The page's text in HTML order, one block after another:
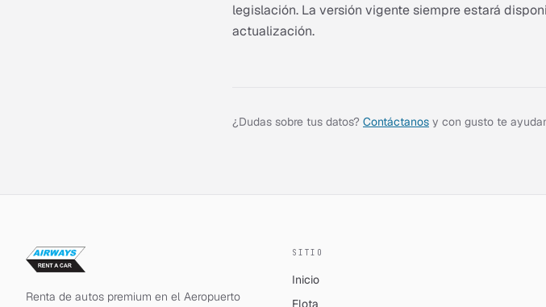
legislación. La versión vigente siempre estará
actualización.
¿Dudas sobre tus datos? Contáctanos y con gusto te
Renta de autos premium en el Aeropuerto
SITIO
Inicio
Flota